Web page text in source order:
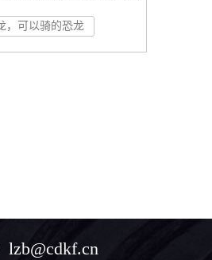
此之外还有许多暴龙科的种
龙的异名，或被分类于其他
，可以骑的恐龙